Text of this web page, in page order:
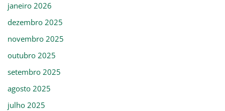
janeiro 2026
dezembro 2025
novembro 2025
outubro 2025
setembro 2025
agosto 2025
julho 2025